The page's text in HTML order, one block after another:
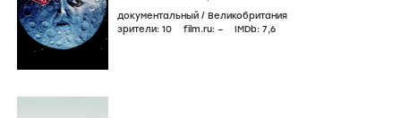
документальный / Великобритания
зрители: 10 film.ru: – IMDb: 7,6